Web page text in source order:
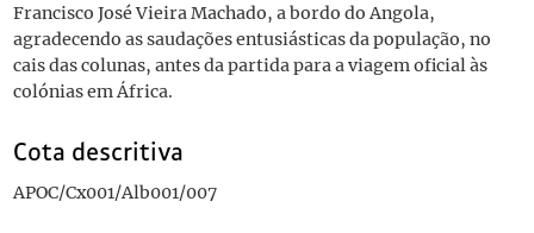
Francisco José Vieira Machado, a bordo do Angola,
agradecendo as saudações entusiásticas da população, no
cais das colunas, antes da partida para a viagem oficial às
colónias em África.
Cota descritiva
APOC/Cx001/Alb001/007